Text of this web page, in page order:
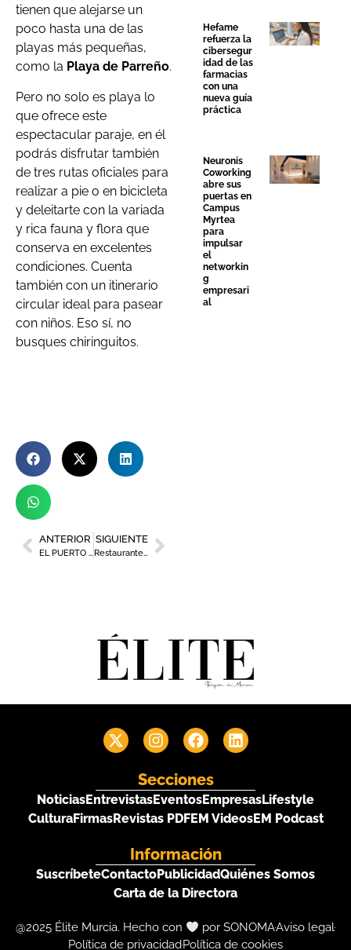
tienen que alejarse un
poco hasta una de las
playas más pequeñas,
como la Playa de Parreño.
Pero no solo es playa lo
que ofrece este
espectacular paraje, en él
podrás disfrutar también
de tres rutas oficiales para
realizar a pie o en bicicleta
y deleitarte con la variada
y rica fauna y flora que
conserva en excelentes
condiciones. Cuenta
también con un itinerario
circular ideal para pasear
con niños. Eso sí, no
busques chiringuitos.
ANTERIOR
EL PUERTO DE CARTAGENA, ANFITRIÓN DE LUJO
SIGUIENTE
Restaurante Pecado, en pleno corazón de Murcia
Hefame
refuerza la
cibersegur
idad de las
farmacias
con una
nueva guía
práctica
Neuronis
Coworking
abre sus
puertas en
Campus
Myrtea
para
impulsar
el
networkin
g
empresari
al
Secciones
NoticiasEntrevistasEventosEmpresasLifestyle
CulturaFirmasRevistas PDFEM VideosEM Podcast
Información
SuscríbeteContactoPublicidadQuiénes Somos
Carta de la Directora
@2025 Élite Murcia. Hecho con por SONOMAAviso legal
Política de privacidadPolítica de cookies